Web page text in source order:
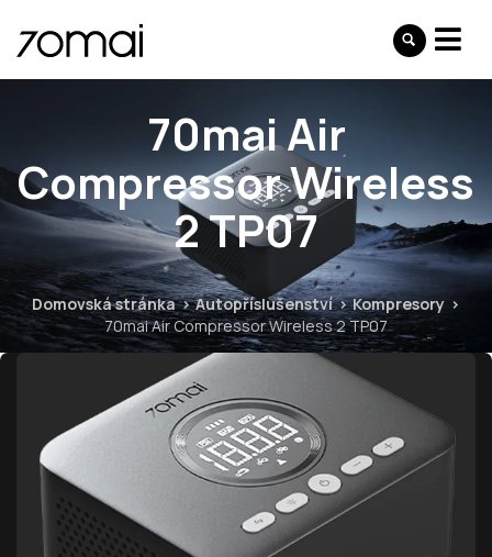
70mai Air
Compressor Wireless
2 TP07
Domovská stránka Autopříslušenství
Kompresory
70mai Air Compressor Wireless 2 TP07